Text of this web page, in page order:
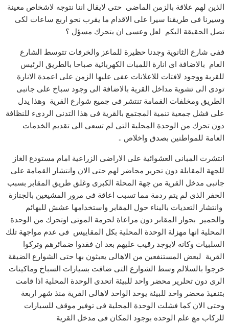
الذين لهم علاقة بالزمن الماضى حتى لايقال اننا نتوجه لاشخاص معينة
وسيرنا فى طريقنا سيرا على الاقدام ما يقرب نحو اربع ساعات لكى
تصل الحقيقة اليكم لعل وعسى ان يتحرك مسؤل ؟
ففى شارع الثانوية وجدنا حظيرة للماعز والخرفات تتوسط الشارع
العام بالاضافة اى انارة اللمبات الكهربائية صباحا بالطريق الرئيس
للقرية ووجود لافتات للاعلانات عفى عليها الزمن على اعمدة الانارة
تودى الى تشوية مداخل القرية بالاضافة الى وجود سباخ على جانبى
الطريق ومخلفات القمامة تنتشر فى جميع شوارع القرية وهذا يدل
على فشل جمعية تنمية المجتمع بالقرية فى هذا التدنى الردىء للنظافة
دون تحرك من الوحدة المحلية التى لم تسعى الى تقديم الخدمات
العامة للمواطنين بصدق واخلاص ..
انتشرت المبانى العشوائية على الاراضى الزراعية امام مستودع الغاز
للجهة المقابلة دون تحرير محاضر لهم حتى الان وانتشار القمامة على
جانبى مدخل القرية من جهة المحلة الكبرى وغلق طريق المقابر بسبب
الحفر الذى لم يتم ردمة مما تسبب اعاقة فى مرور المشيعين بالجنازة
وانتشار التعديات بالبناء حول المقابر واستخدامها عشش للبهائم
والحمير بجوار المقابر دون مراعاة لحرمة الموتى اوتحرك من الوحدة
المحلية انها مهزلة الوحدة المحلية بكل المقاييس فى عدم مواجهة تلك
السلبيات وكانه لايوجد رقيب عليهم بعد ان فقدوا ضمائرهم وتركوا
القرية لبعض المستنفعين من الاهالى يعبثون بها حتى الشوارع الضيقة
خرجوا بالسلالم وسط الشوارع التى ضاقت بسيارات السباخ وماكينات
الرى دون تحلرير محضر واحد للبيئة اتحدى الوحدة المحلية اذا قامت
بتنفيذ محضر واحد للبيئة يوحد الواحد لاهالى القرية منذ شهر اربعة
وحتى الان كما فشلت الوحدة المحلية فى توفير موقف للسيارات
للركاب مع علم الوحده بوجود المكان فى مدخل القرية